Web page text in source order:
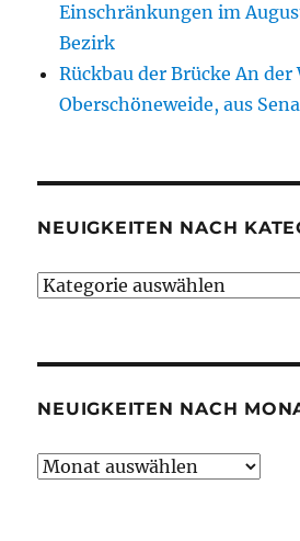
Einschränkungen im
Bezirk
Rückbau der Brücke An
Oberschöneweide, aus
NEUIGKEITEN NACH
Neuigkeiten
NEUIGKEITEN NACH
Neuigkeiten